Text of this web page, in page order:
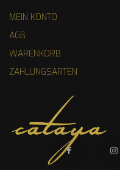
MEIN KONTO
AGB
WARENKORB
ZAHLUNGSARTEN